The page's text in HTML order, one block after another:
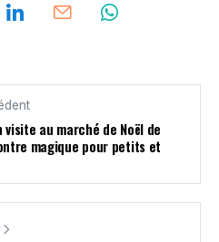
visite au marché de Noël de
magique pour petits et